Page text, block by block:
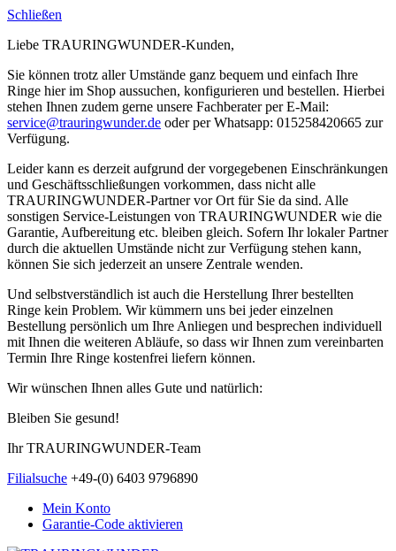
Schließen
Liebe TRAURINGWUNDER-Kunden,
Sie können trotz aller Umstände ganz bequem und einfach Ihre
Ringe hier im Shop aussuchen, konfigurieren und bestellen. Hierbei
stehen Ihnen zudem gerne unsere Fachberater per E-Mail:
service@trauringwunder.de oder per Whatsapp: 015258420665 zur
Verfügung.
Leider kann es derzeit aufgrund der vorgegebenen Einschränkungen
und Geschäftsschließungen vorkommen, dass nicht alle
TRAURINGWUNDER-Partner vor Ort für Sie da sind. Alle
sonstigen Service-Leistungen von TRAURINGWUNDER wie die
Garantie, Aufbereitung etc. bleiben gleich. Sofern Ihr lokaler Partner
durch die aktuellen Umstände nicht zur Verfügung stehen kann,
können Sie sich jederzeit an unsere Zentrale wenden.
Und selbstverständlich ist auch die Herstellung Ihrer bestellten
Ringe kein Problem. Wir kümmern uns bei jeder einzelnen
Bestellung persönlich um Ihre Anliegen und besprechen individuell
mit Ihnen die weiteren Abläufe, so dass wir Ihnen zum vereinbarten
Termin Ihre Ringe kostenfrei liefern können.
Wir wünschen Ihnen alles Gute und natürlich:
Bleiben Sie gesund!
Ihr TRAURINGWUNDER-Team
Filialsuche +49-(0) 6403 9796890
Mein Konto
Garantie-Code aktivieren